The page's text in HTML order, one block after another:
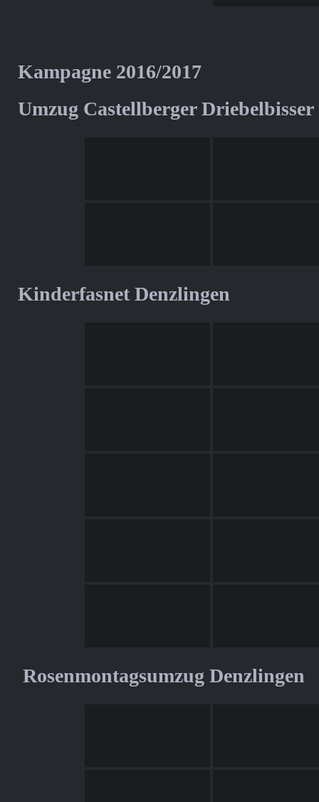
Kampagne 2016/2017
Umzug Castellberger
Kinderfasnet Denzlingen
Rosenmontagsumzug Denzlingen